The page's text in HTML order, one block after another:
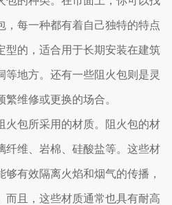
，每一种都有着自己独特的特点
型的，适合用于长期安装在建筑
等地方。还有一些阻火包则是灵
维修或更换的场合。
火包所采用的材质。阻火包的材
纤维、岩棉、硅酸盐等。这些材
有效隔离火焰和烟气的传播，
而且，这些材质通常也具有耐高